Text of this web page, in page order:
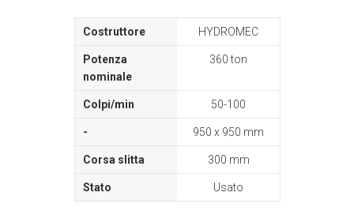
HYDROMEC
360 ton
50-100
950 x 950 mm
300 mm
Usato